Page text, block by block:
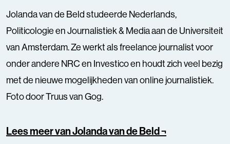
Jolanda van de Beld studeerde Nederlands,
Politicologie en Journalistiek & Media aan de Universiteit
van Amsterdam. Ze werkt als freelance journalist voor
onder andere NRC en Investico en houdt zich veel bezig
met de nieuwe mogelijkheden van online journalistiek.
Foto door Truus van Gog.
Lees meer van Jolanda van de Beld ¬